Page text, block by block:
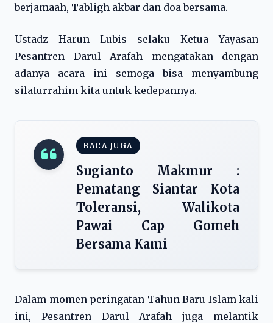
berjamaah, Tabligh akbar dan doa bersama.
Ustadz Harun Lubis selaku Ketua Yayasan
Pesantren Darul Arafah mengatakan dengan
adanya acara ini semoga bisa menyambung
silaturrahim kita untuk kedepannya.
BACA JUGA
Sugianto Makmur :
Pematang Siantar Kota
Toleransi, Walikota
Pawai Cap Gomeh
Bersama Kami
Dalam momen peringatan Tahun Baru Islam kali
ini, Pesantren Darul Arafah juga melantik